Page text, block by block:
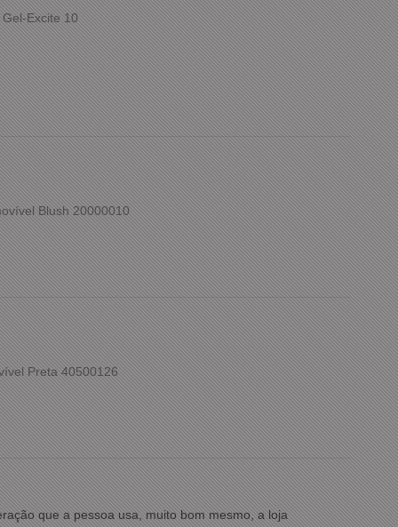
Excite 10
Blush 20000010
Preta 40500126
que a pessoa usa, muito bom mesmo, a loja